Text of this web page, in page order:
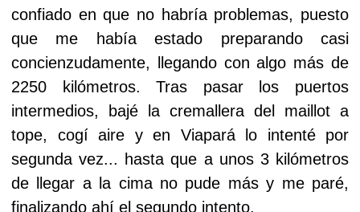
confiado en que no habría problemas, puesto
que me había estado preparando casi
concienzudamente, llegando con algo más de
2250 kilómetros. Tras pasar los puertos
intermedios, bajé la cremallera del maillot a
tope, cogí aire y en Viapará lo intenté por
segunda vez... hasta que a unos 3 kilómetros
de llegar a la cima no pude más y me paré,
finalizando ahí el segundo intento.